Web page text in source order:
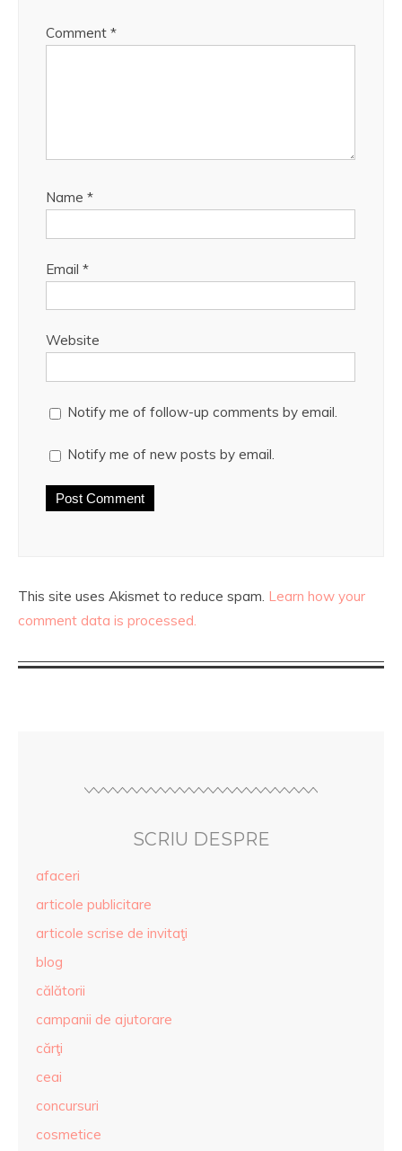
Comment *
Name *
Email *
Website
Notify me of follow-up comments by email.
Notify me of new posts by email.
This site uses Akismet to reduce spam. Learn how your
comment data is processed.
SCRIU DESPRE
afaceri
articole publicitare
articole scrise de invitaţi
blog
călătorii
campanii de ajutorare
cărţi
ceai
concursuri
cosmetice